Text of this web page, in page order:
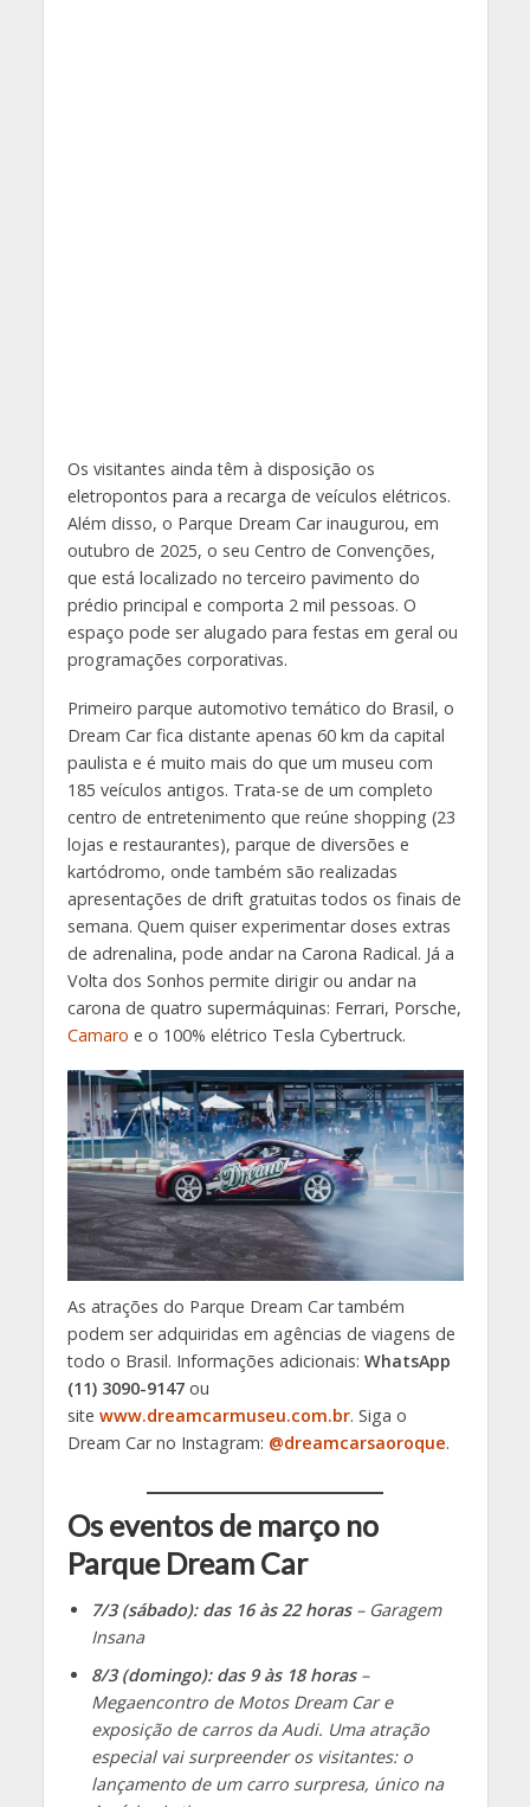
Os visitantes ainda têm à disposição os
eletropontos para a recarga de veículos elétricos.
Além disso, o Parque Dream Car inaugurou, em
outubro de 2025, o seu Centro de Convenções,
que está localizado no terceiro pavimento do
prédio principal e comporta 2 mil pessoas. O
espaço pode ser alugado para festas em geral ou
programações corporativas.
Primeiro parque automotivo temático do Brasil, o
Dream Car fica distante apenas 60 km da capital
paulista e é muito mais do que um museu com
185 veículos antigos. Trata-se de um completo
centro de entretenimento que reúne shopping (23
lojas e restaurantes), parque de diversões e
kartódromo, onde também são realizadas
apresentações de drift gratuitas todos os finais de
semana. Quem quiser experimentar doses extras
de adrenalina, pode andar na Carona Radical. Já a
Volta dos Sonhos permite dirigir ou andar na
carona de quatro supermáquinas: Ferrari, Porsche,
Camaro e o 100% elétrico Tesla Cybertruck.
As atrações do Parque Dream Car também
podem ser adquiridas em agências de viagens de
todo o Brasil. Informações adicionais: WhatsApp
(11) 3090-9147ou
site www.dreamcarmuseu.com.br. Siga o
Dream Car no Instagram: @dreamcarsaoroque.
Os eventos de março no
Parque Dream Car
7/3 (sábado): das 16 às 22 horas– Garagem
Insana
8/3 (domingo): das 9 às 18 horas–
Megaencontro de Motos Dream Car e
exposição de carros da Audi. Uma atração
especial vai surpreender os visitantes: o
lançamento de um carro surpresa, único na